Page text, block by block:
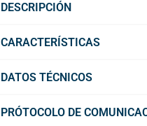
DESCRIPCIÓN
CARACTERÍSTICAS
DATOS TÉCNICOS
PRÓTOCOLO DE